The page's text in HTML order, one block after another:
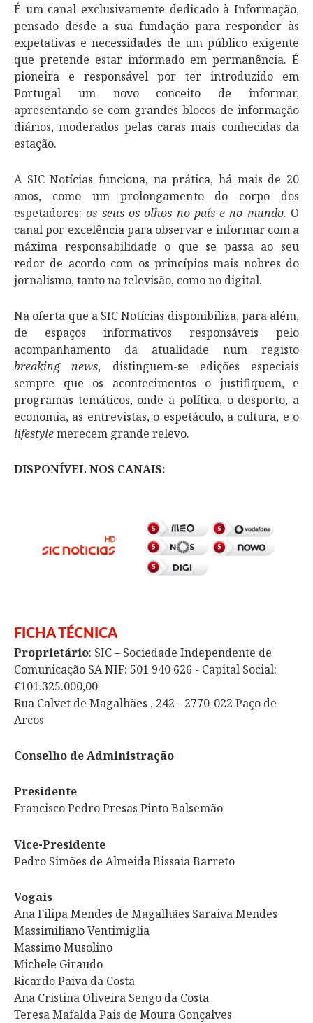
É um canal exclusivamente dedicado à Informação,
pensado desde a sua fundação para responder às
expetativas e necessidades de um público exigente
que pretende estar informado em permanência. É
pioneira e responsável por ter introduzido em
Portugal um novo conceito de informar,
apresentando-se com grandes blocos de informação
diários, moderados pelas caras mais conhecidas da
estação.
A SIC Notícias funciona, na prática, há mais de 20
anos, como um prolongamento do corpo dos
espetadores:os seus os olhos no país e no mundo. O
canal por excelência para observar e informar com a
máxima responsabilidade o que se passa ao seu
redor de acordo com os princípios mais nobres do
jornalismo, tanto na televisão, como no digital.
Na oferta que a SIC Notícias disponibiliza, para além,
de espaços informativos responsáveis pelo
acompanhamento da atualidade num registo
breaking news, distinguem-se edições especiais
sempre que os acontecimentos o justifiquem, e
programas temáticos, onde a política, o desporto, a
economia, as entrevistas, o espetáculo, a cultura, e o
lifestylemerecem grande relevo.
DISPONÍVEL NOS CANAIS:
FICHA TÉCNICA
Proprietário: SIC – Sociedade Independente de
Comunicação SA NIF: 501 940 626 - Capital Social:
€101.325.000,00
Rua Calvet de Magalhães , 242 - 2770-022 Paço de
Arcos
Conselho de Administração
Presidente
Francisco Pedro Presas Pinto Balsemão
Vice-Presidente
Pedro Simões de Almeida Bissaia Barreto
Vogais
Ana Filipa Mendes de Magalhães Saraiva Mendes
Massimiliano Ventimiglia
Massimo Musolino
Michele Giraudo
Ricardo Paiva da Costa
Ana Cristina Oliveira Sengo da Costa
Teresa Mafalda Pais de Moura Gonçalves